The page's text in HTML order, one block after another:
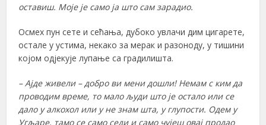
оставиш. Моје је само ја што сам зарадио.
Осмех пун сете и сећања, дубоко увлачи дим цигарете,
остале у устима, некако за мерак и разоноду, у тишини
којом одјекује лупање са градилишта.
– Ајде живели – добро ви мени дошли! Немам с ким да
проводим време, то мало људи што је остало или се
дало у алкохол или у не знам шта, у глупости. Одем у
Угљаре, тамо се само седи и само чујеш овај продао